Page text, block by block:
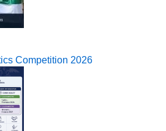
Competition 2026